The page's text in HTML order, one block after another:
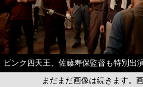
ピンク四天王、佐藤寿保監督も特別出
まだまだ画像は続きます。